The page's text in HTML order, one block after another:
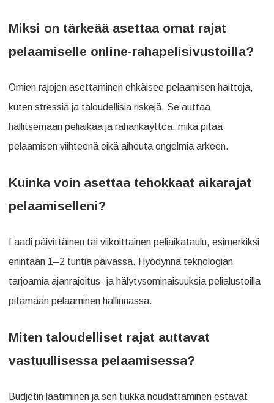
Miksi on tärkeää asettaa omat rajat
pelaamiselle online-rahapelisivustoilla?
Omien rajojen asettaminen ehkäisee pelaamisen haittoja,
kuten stressiä ja taloudellisia riskejä. Se auttaa
hallitsemaan peliaikaa ja rahankäyttöä, mikä pitää
pelaamisen viihteenä eikä aiheuta ongelmia arkeen.
Kuinka voin asettaa tehokkaat aikarajat
pelaamiselleni?
Laadi päivittäinen tai viikoittainen peliaikataulu, esimerkiksi
enintään 1–2 tuntia päivässä. Hyödynnä teknologian
tarjoamia ajanrajoitus- ja hälytysominaisuuksia pelialustoilla
pitämään pelaaminen hallinnassa.
Miten taloudelliset rajat auttavat
vastuullisessa pelaamisessa?
Budjetin laatiminen ja sen tiukka noudattaminen estävät